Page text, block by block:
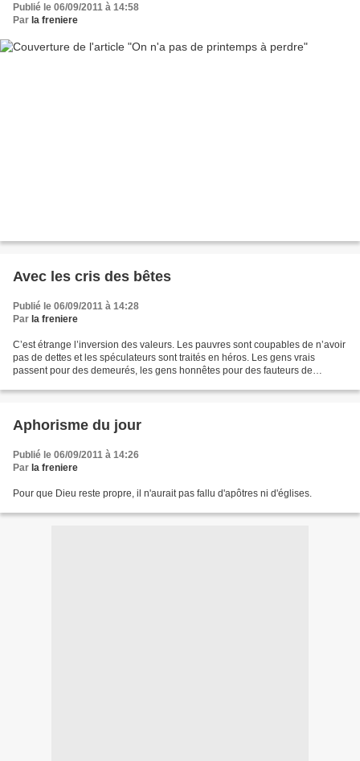
Publié le 06/09/2011 à 14:58
Par la freniere
Avec les cris des bêtes
Publié le 06/09/2011 à 14:28
Par la freniere
C’est étrange l’inversion des valeurs. Les pauvres sont coupables de n’avoir
pas de dettes et les spéculateurs sont traités en héros. Les gens vrais
passent pour des demeurés, les gens honnêtes pour des fauteurs de
Aphorisme du jour
Publié le 06/09/2011 à 14:26
Par la freniere
Pour que Dieu reste propre, il n'aurait pas fallu d'apôtres ni d'églises.